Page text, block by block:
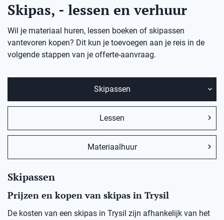
Skipas, - lessen en verhuur
Wil je materiaal huren, lessen boeken of skipassen
vantevoren kopen? Dit kun je toevoegen aan je reis in de
volgende stappen van je offerte-aanvraag.
Skipassen
Lessen
Materiaalhuur
Skipassen
Prijzen en kopen van skipas in Trysil
De kosten van een skipas in Trysil zijn afhankelijk van het